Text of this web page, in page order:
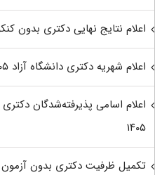
اعلام نتایج نهایی دکتری بدون کنکور
اعلام شهریه دکتری دانشگاه آزاد ۱۴۰۵
اعلام اسامی پذیرفته‌شدگان
۱۴۰۵
تکمیل ظرفیت دکتری بدون آزمون